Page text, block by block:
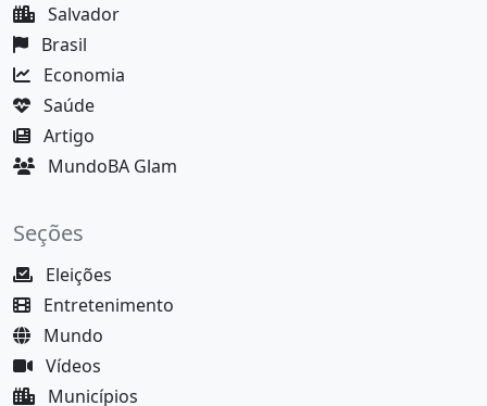
Salvador
Brasil
Economia
Saúde
Artigo
MundoBA Glam
Seções
Eleições
Entretenimento
Mundo
Vídeos
Municípios